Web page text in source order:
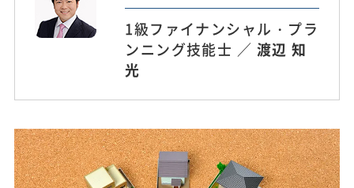
1級ファイナンシャル・プラ
ンニング技能士 ／ 渡辺 知
光